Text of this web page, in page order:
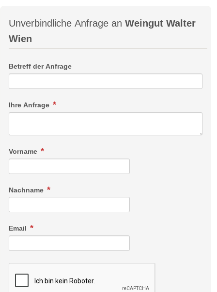
Unverbindliche Anfrage an Weingut Walter
Wien
Betreff der Anfrage
Ihre Anfrage
Vorname
Nachname
Email